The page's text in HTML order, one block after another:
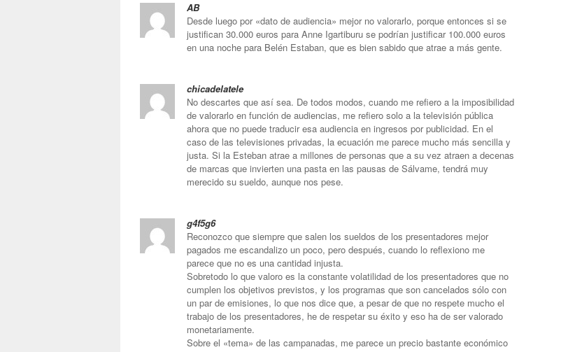
AB
Desde luego por «dato de audiencia» mejor no valorarlo, porque entonces si se
justifican 30.000 euros para Anne Igartiburu se podrían justificar 100.000 euros
en una noche para Belén Estaban, que es bien sabido que atrae a más gente.
chicadelatele
No descartes que así sea. De todos modos, cuando me refiero a la imposibilidad
de valorarlo en función de audiencias, me refiero solo a la televisión pública
ahora que no puede traducir esa audiencia en ingresos por publicidad. En el
caso de las televisiones privadas, la ecuación me parece mucho más sencilla y
justa. Si la Esteban atrae a millones de personas que a su vez atraen a decenas
de marcas que invierten una pasta en las pausas de Sálvame, tendrá muy
merecido su sueldo, aunque nos pese.
g4f5g6
Reconozco que siempre que salen los sueldos de los presentadores mejor
pagados me escandalizo un poco, pero después, cuando lo reflexiono me
parece que no es una cantidad injusta.
Sobretodo lo que valoro es la constante volatilidad de los presentadores que no
cumplen los objetivos previstos, y los programas que son cancelados sólo con
un par de emisiones, lo que nos dice que, a pesar de que no respete mucho el
trabajo de los presentadores, he de respetar su éxito y eso ha de ser valorado
monetariamente.
Sobre el «tema» de las campanadas, me parece un precio bastante económico